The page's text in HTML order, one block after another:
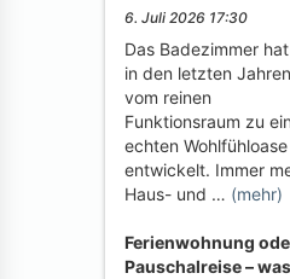
6. Juli 2026 17:30
Das Badezimmer
in den letzten Jahren
vom reinen
Funktionsraum zu
echten Wohlfühloase
entwickelt. Immer
Haus- und … (mehr)
Ferienwohnung
Pauschalreise – was